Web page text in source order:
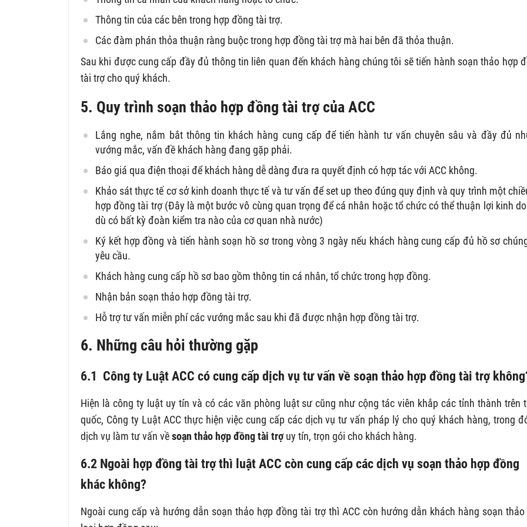
Thông tin của các bên trong hợp đồng tài trợ.
Các đàm phán thỏa thuận ràng buộc trong hợp đồng tài trợ mà hai bên đã thỏa thuận.
Sau khi được cung cấp đầy đủ thông tin liên quan đến khách hàng chúng tôi sẽ tiến hành soạn thảo hợp
tài trợ cho quý khách.
5. Quy trình soạn thảo hợp đồng tài trợ của ACC
Lắng nghe, nắm bắt thông tin khách hàng cung cấp để tiến hành tư vấn chuyên sâu và đầy đủ
vướng mắc, vấn đề khách hàng đang gặp phải.
Báo giá qua điện thoại để khách hàng dễ dàng đưa ra quyết định có hợp tác với ACC không.
Khảo sát thực tế cơ sở kinh doanh thực tế và tư vấn để set up theo đúng quy định và quy trình một
hợp đồng tài trợ (Đây là một bước vô cùng quan trọng để cá nhân hoặc tổ chức có thể thuận lợi kinh
dù có bất kỳ đoàn kiểm tra nào của cơ quan nhà nước)
Ký kết hợp đồng và tiến hành soạn hồ sơ trong vòng 3 ngày nếu khách hàng cung cấp đủ hồ sơ
yêu cầu.
Khách hàng cung cấp hồ sơ bao gồm thông tin cá nhân, tổ chức trong hợp đồng.
Nhận bản soạn thảo hợp đồng tài trợ.
Hỗ trợ tư vấn miễn phí các vướng mắc sau khi đã được nhận hợp đồng tài trợ.
6. Những câu hỏi thường gặp
6.1 Công ty Luật ACC có cung cấp dịch vụ tư vấn về soạn thảo hợp đồng tài trợ
Hiện là công ty luật uy tín và có các văn phòng luật sư cũng như cộng tác viên khắp các tỉnh thành trên
quốc, Công ty Luật ACC thực hiện việc cung cấp các dịch vụ tư vấn pháp lý cho quý khách hàng, trong
dịch vụ làm tư vấn vềsoạn thảo hợp đồng tài trợuy tín, trọn gói cho khách hàng.
6.2 Ngoài hợp đồng tài trợ thì luật ACC còn cung cấp các dịch vụ soạn thảo hợp đồng
khác không?
Ngoài cung cấp và hướng dẫn soạn thảo hợp đồng tài trợ thì ACC còn hướng dẫn khách hàng soạn thảo